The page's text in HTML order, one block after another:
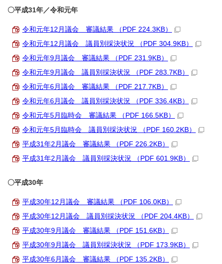
〇平成31年／令和元年
令和元年12月議会 審議結果 （PDF 224.3KB）
令和元年12月議会 議員別採決状況 （PDF 304.9KB）
令和元年9月議会 審議結果 （PDF 231.9KB）
令和元年9月議会 議員別採決状況 （PDF 283.7KB）
令和元年6月議会 審議結果 （PDF 217.7KB）
令和元年6月議会 議員別採決状況 （PDF 336.4KB）
令和元年5月臨時会 審議結果 （PDF 166.5KB）
令和元年5月臨時会 議員別採決状況 （PDF 160.2KB）
平成31年2月議会 審議結果 （PDF 226.2KB）
平成31年2月議会 議員別採決状況 （PDF 601.9KB）
〇平成30年
平成30年12月議会 審議結果 （PDF 106.0KB）
平成30年12月議会 議員別採決状況 （PDF 204.4KB）
平成30年9月議会 審議結果 （PDF 151.6KB）
平成30年9月議会 議員別採決状況 （PDF 173.9KB）
平成30年6月議会 審議結果 （PDF 135.2KB）